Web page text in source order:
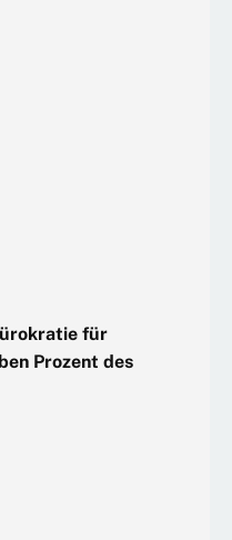
für
Prozent des